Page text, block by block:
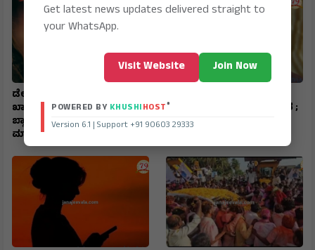
ಡೇಟಿಂಗ್ ಆ್ಯಪ್‌ನಲ್ಲಿ ಸ್ನೇಹ,
ಖಾಸಗಿ ಫೋಟೋಗಳಿಂದ
ಬ್ಲ್ಯಾಕ್‌ಮೇಲ್: ₹6 ಕೋಟಿ ಸುಲಿಗೆ
ಮಾಡಿದ ಖತರ್ನಾಕ್‌ ಮಹಿಳೆ
ಮೊಜ್ತಬಾ ಖಮೇನಿ ಸ್ಥಿತಿ ಗಂಭೀರ ;
ಆಸ್ಪತ್ರೆಗೆ ದಾಖಲು : ಇಸ್ರೇಲಿ
Get latest news updates delivered straight to
your WhatsApp.
Visit Website Join Now
POWERED BY KHUSHIHOST®
Version 6.1 | Support +91 90603 29333